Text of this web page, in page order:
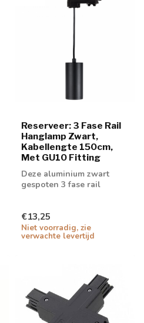
Reserveer: 3 Fase Rail
Hanglamp Zwart,
Kabellengte 150cm,
Met GU10 Fitting
Deze aluminium zwart
gespoten 3 fase rail
€13,25
Niet voorradig, zie
verwachte levertijd